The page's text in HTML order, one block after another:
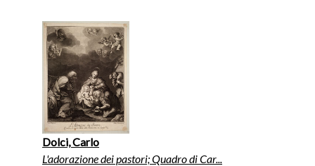
Dolci, Carlo
L'adorazione dei pastori; Quadro di Car...